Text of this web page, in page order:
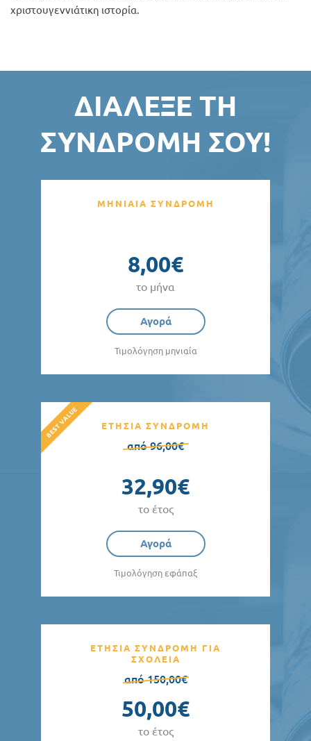
χριστουγεννιάτικη ιστορία.
ΔΙΆΛΕΞΕ ΤΗ
ΣΥΝΔΡΟΜΉ ΣΟΥ!
ΜΗΝΙΑΙΑ ΣΥΝΔΡΟΜΗ
8,00€
το μήνα
Αγορά
Τιμολόγηση μηνιαία
ΕΤΗΣΙΑ ΣΥΝΔΡΟΜΗ
από 96,00€
32,90€
το έτος
Αγορά
Τιμολόγηση εφάπαξ
ΕΤΗΣΙΑ ΣΥΝΔΡΟΜΗ ΓΙΑ
ΣΧΟΛΕΙΑ
από 150,00€
50,00€
το έτος